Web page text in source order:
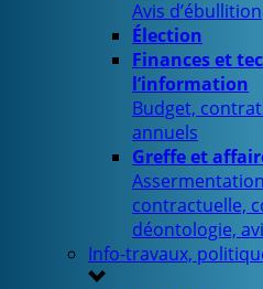
Avis d’ébullition
Élection
Finances et
l’information
Budget,
annuels
Greffe et
contractuelle,
déontologie,
Info-travaux,